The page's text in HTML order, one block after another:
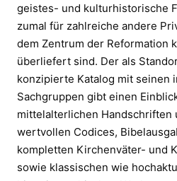
geistes- und kulturhistorische
zumal für zahlreiche andere
dem Zentrum der Reformation
überliefert sind. Der als
konzipierte Katalog mit seinen
Sachgruppen gibt einen
mittelalterlichen Handschriften
wertvollen Codices,
kompletten Kirchenväter- und
sowie klassischen wie